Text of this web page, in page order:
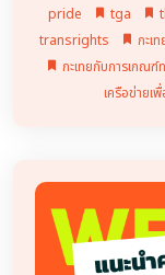
pride
tga
transrights
กะเ
กะเทยกับการเกณฑ์
เครือข่ายเ